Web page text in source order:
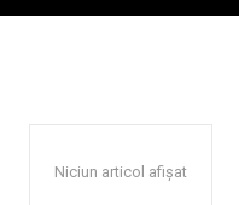
Niciun articol afișat